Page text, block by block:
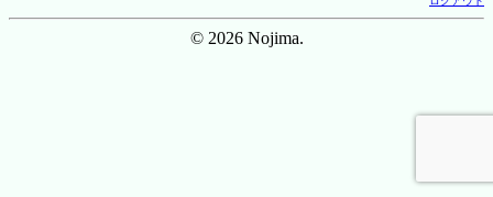
© 2026 Nojima.